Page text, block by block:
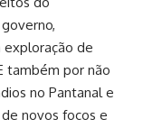
exploração de
também por não
no Pantanal e
novos focos e